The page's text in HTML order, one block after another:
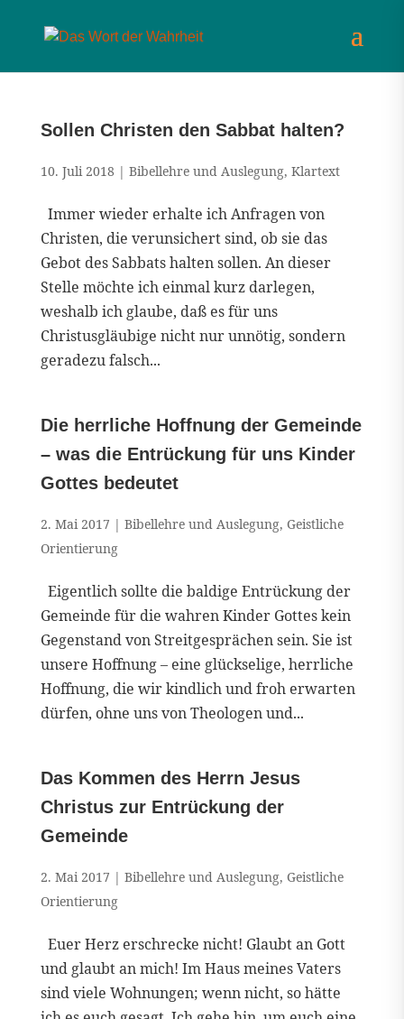
Sollen Christen den Sabbat halten?
10. Juli 2018 | Bibellehre und Auslegung, Klartext
Immer wieder erhalte ich Anfragen von
Christen, die verunsichert sind, ob sie das
Gebot des Sabbats halten sollen. An dieser
Stelle möchte ich einmal kurz darlegen,
weshalb ich glaube, daß es für uns
Christusgläubige nicht nur unnötig, sondern
geradezu falsch...
Die herrliche Hoffnung der Gemeinde
– was die Entrückung für uns Kinder
Gottes bedeutet
2. Mai 2017 | Bibellehre und Auslegung, Geistliche
Orientierung
Eigentlich sollte die baldige Entrückung der
Gemeinde für die wahren Kinder Gottes kein
Gegenstand von Streitgesprächen sein. Sie ist
unsere Hoffnung – eine glückselige, herrliche
Hoffnung, die wir kindlich und froh erwarten
dürfen, ohne uns von Theologen und...
Das Kommen des Herrn Jesus
Christus zur Entrückung der
Gemeinde
2. Mai 2017 | Bibellehre und Auslegung, Geistliche
Orientierung
Euer Herz erschrecke nicht! Glaubt an Gott
und glaubt an mich! Im Haus meines Vaters
sind viele Wohnungen; wenn nicht, so hätte